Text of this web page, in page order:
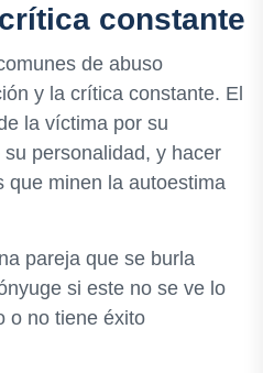
constante
de abuso
y la crítica constante. El
la víctima por su
personalidad, y hacer
que minen la autoestima
pareja que se burla
si este no se ve lo
o no tiene éxito